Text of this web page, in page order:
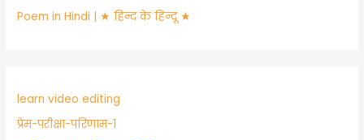
Poem in Hindi | ★ हिन्द के हिन्दू ★
learn video editing
प्रेम-परीक्षा-परिणाम-1